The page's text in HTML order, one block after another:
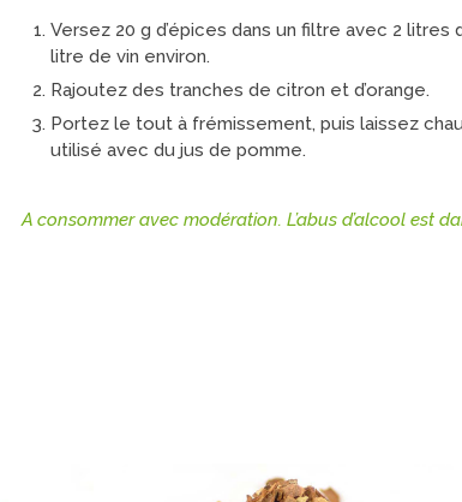
Versez 20 g d’épices dans un filtre avec 2
litre de vin environ.
Rajoutez des tranches de citron et d’orange.
Portez le tout à frémissement, puis laissez
utilisé avec du jus de pomme.
A consommer avec modération. L’abus d’alcool est